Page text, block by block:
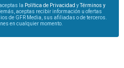
la Política de Privacidad y
Términos y
aceptas recibir información u ofertas
de GFR Media, sus afiliadas o de terceros.
en cualquier momento.